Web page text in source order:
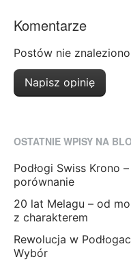
Komentarze
Postów nie znaleziono
Napisz opinię
OSTATNIE WPISY NA
Podłogi Swiss Krono
porównanie
20 lat Melagu – od
z charakterem
Rewolucja w
Wybór